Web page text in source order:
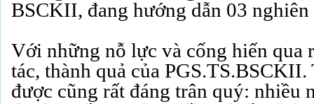
BSCKII, đang hướng dẫn 03
Với những nỗ lực và cống hiến qua
tác, thành quả của
được cũng rất đáng trân quý: nhiều